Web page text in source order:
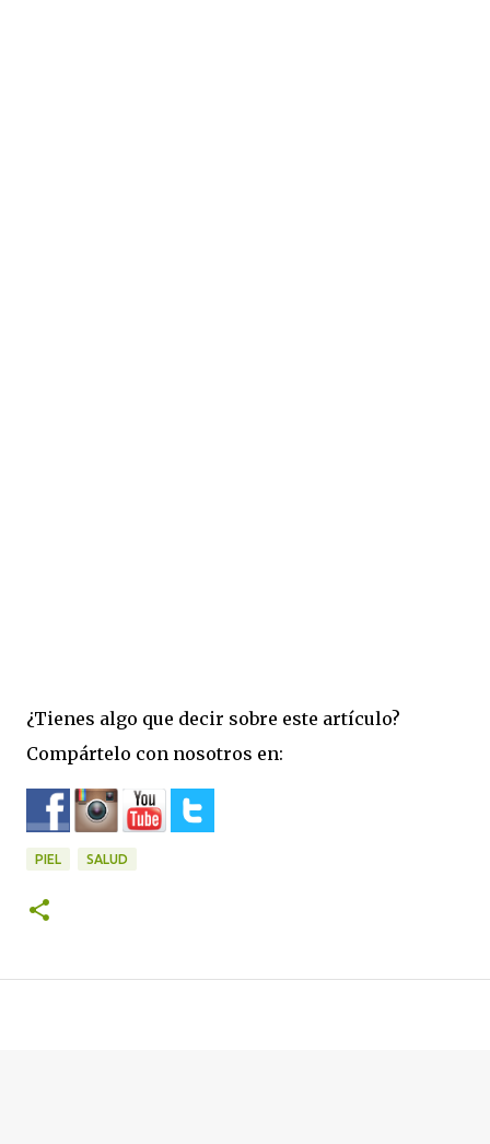
¿Tienes algo que decir sobre este artículo?
Compártelo con nosotros en:
PIEL SALUD